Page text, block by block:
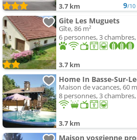
3.7 km 9/10
Gite Les Muguets
Gîte, 86 m²
6 personnes, 3
3.7 km
Home In Basse-Sur-
Maison de vacances, 60
8 personnes, 3
3.7 km